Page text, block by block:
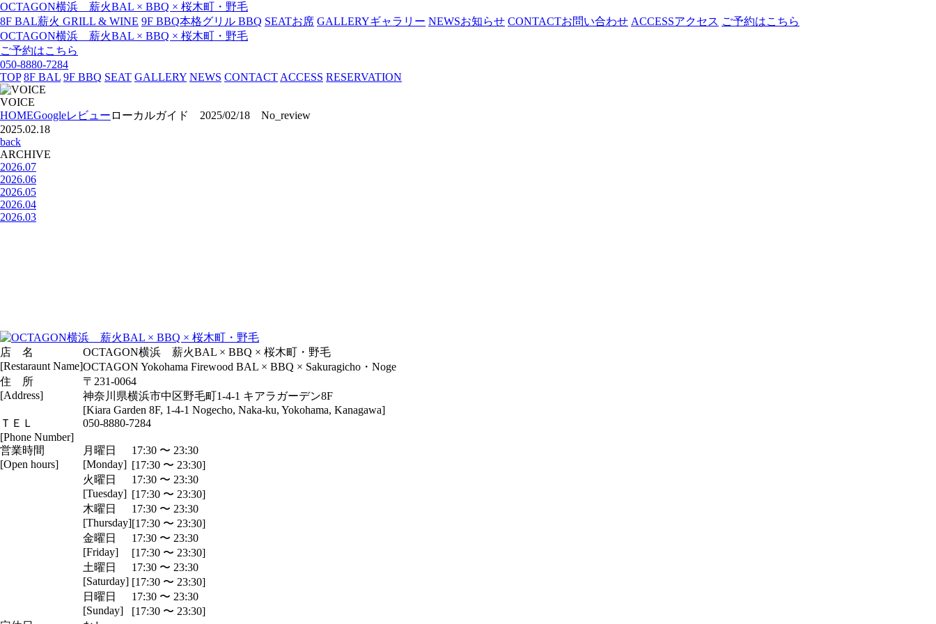
OCTAGON横浜 薪火BAL × BBQ × 桜木町・野毛
8F BAL薪火 GRILL & WINE 9F BBQ本格グリル BBQ SEATお席 GALLERYギャラリー NEWSお知らせ CONTACTお問い合わせ ACCESSアクセス ご予約はこちら
OCTAGON横浜 薪火BAL × BBQ × 桜木町・野毛
ご予約はこちら
050-8880-7284
TOP 8F BAL 9F BBQ SEAT GALLERY NEWS CONTACT ACCESS RESERVATION
VOICE
HOMEGoogleレビュー ローカルガイド 2025/02/18 No_review
2025.02.18
back
ARCHIVE
2026.07
2026.06
2026.05
2026.04
2026.03
店 名
[Restaraunt Name]
OCTAGON横浜 薪火BAL × BBQ × 桜木町・野毛
OCTAGON Yokohama Firewood BAL × BBQ × Sakuragicho・Noge
住 所
[Address]
〒231-0064
神奈川県横浜市中区野毛町1-4-1 キアラガーデン8F
[Kiara Garden 8F, 1-4-1 Nogecho, Naka-ku, Yokohama, Kanagawa]
ＴＥＬ
[Phone Number]
050-8880-7284
営業時間
[Open hours]
月曜日
[Monday]
17:30 〜 23:30
[17:30 〜 23:30]
火曜日
[Tuesday]
17:30 〜 23:30
[17:30 〜 23:30]
木曜日
[Thursday]
17:30 〜 23:30
[17:30 〜 23:30]
金曜日
[Friday]
17:30 〜 23:30
[17:30 〜 23:30]
土曜日
[Saturday]
17:30 〜 23:30
[17:30 〜 23:30]
日曜日
[Sunday]
17:30 〜 23:30
[17:30 〜 23:30]